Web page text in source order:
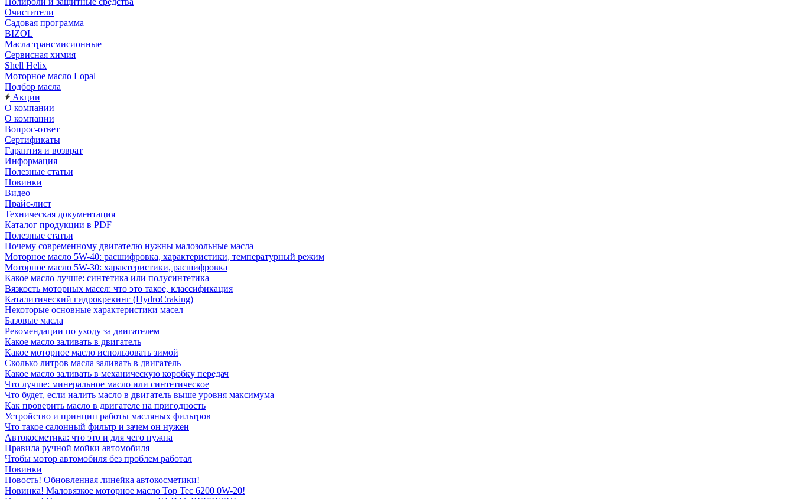
Очистители
Садовая программа
BIZOL
Масла трансмисионные
Сервисная химия
Shell Helix
Моторное масло Lopal
Подбор масла
Акции
О компании
О компании
Вопрос-ответ
Сертификаты
Гарантия и возврат
Информация
Полезные статьи
Новинки
Видео
Прайс-лист
Техническая документация
Каталог продукции в PDF
Полезные статьи
Почему современному двигателю нужны малозольные масла
Моторное масло 5W-40: расшифровка, характеристики, температурный режим
Моторное масло 5W-30: характеристики, расшифровка
Какое масло лучше: синтетика или полусинтетика
Вязкость моторных масел: что это такое, классификация
Каталитический гидрокрекинг (НydroСraking)
Некоторые основные характеристики масел
Базовые масла
Рекомендации по уходу за двигателем
Какое масло заливать в двигатель
Какое моторное масло использовать зимой
Сколько литров масла заливать в двигатель
Какое масло заливать в механическую коробку передач
Что лучше: минеральное масло или синтетическое
Что будет, если налить масло в двигатель выше уровня максимума
Как проверить масло в двигателе на пригодность
Устройство и принцип работы масляных фильтров
Что такое салонный фильтр и зачем он нужен
Автокосметика: что это и для чего нужна
Правила ручной мойки автомобиля
Чтобы мотор автомобиля без проблем работал
Новинки
Новость! Обновленная линейка автокосметики!
Новинка! Маловязкое моторное масло Top Tec 6200 0W-20!